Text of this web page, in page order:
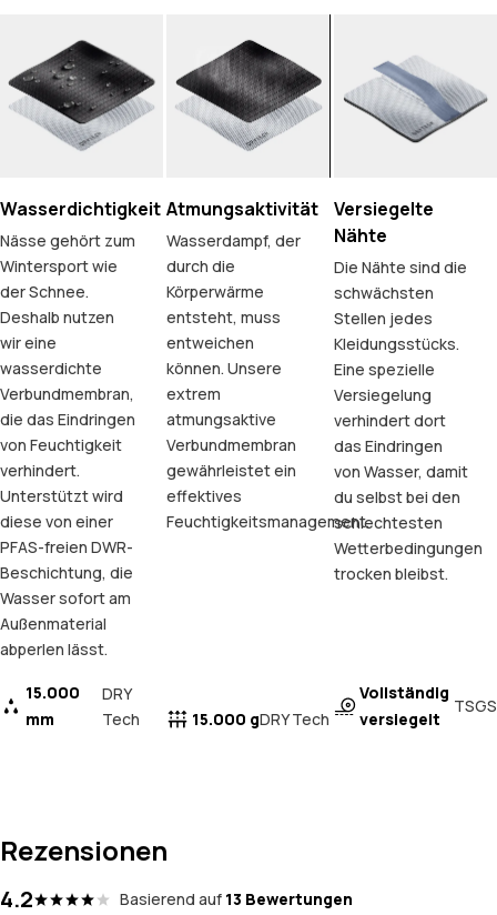
Wasserdichtigkeit
Nässe gehört zum
Wintersport wie
der Schnee.
Deshalb nutzen
wir eine
wasserdichte
Verbundmembran,
die das Eindringen
von Feuchtigkeit
verhindert.
Unterstützt wird
diese von einer
PFAS-freien DWR-
Beschichtung, die
Wasser sofort am
Außenmaterial
abperlen lässt.
15.000
mm
DRY
Tech
Atmungsaktivität
Wasserdampf, der
durch die
Körperwärme
entsteht, muss
entweichen
können. Unsere
extrem
atmungsaktive
Verbundmembran
gewährleistet ein
effektives
Feuchtigkeitsmanagement.
15.000 gDRY Tech
Versiegelte
Nähte
Die Nähte sind die
schwächsten
Stellen jedes
Kleidungsstücks.
Eine spezielle
Versiegelung
verhindert dort
das Eindringen
von Wasser, damit
du selbst bei den
schlechtesten
Wetterbedingungen
trocken bleibst.
Vollständig
versiegelt
TSGS
Rezensionen
4.2 Basierend auf 13 Bewertungen